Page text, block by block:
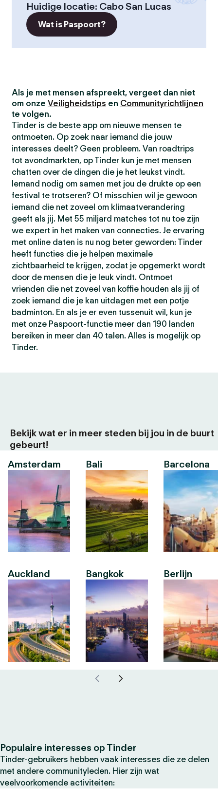
Huidige locatie: Cabo San Lucas
Wat is Paspoort?
Als je met mensen afspreekt, vergeet dan niet
om onze Veiligheidstips en Communityrichtlijnen
te volgen.
Tinder is de beste app om nieuwe mensen te
ontmoeten. Op zoek naar iemand die jouw
interesses deelt? Geen probleem. Van roadtrips
tot avondmarkten, op Tinder kun je met mensen
chatten over de dingen die je het leukst vindt.
Iemand nodig om samen met jou de drukte op een
festival te trotseren? Of misschien wil je gewoon
iemand die net zoveel om klimaatverandering
geeft als jij. Met 55 miljard matches tot nu toe zijn
we expert in het maken van connecties. Je ervaring
met online daten is nu nog beter geworden: Tinder
heeft functies die je helpen maximale
zichtbaarheid te krijgen, zodat je opgemerkt wordt
door de mensen die je leuk vindt. Ontmoet
vrienden die net zoveel van koffie houden als jij of
zoek iemand die je kan uitdagen met een potje
badminton. En als je er even tussenuit wil, kun je
met onze Paspoort-functie meer dan 190 landen
bereiken in meer dan 40 talen. Alles is mogelijk op
Tinder.
Bekijk wat er in meer steden bij jou in de buurt
gebeurt!
Amsterdam
Auckland
Bali
Bangkok
Barcelona
Berlijn
Populaire interesses op Tinder
Tinder-gebruikers hebben vaak interesses die ze delen
met andere communityleden. Hier zijn wat
veelvoorkomende activiteiten: